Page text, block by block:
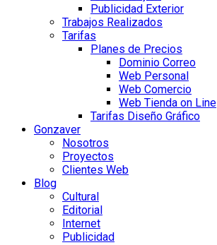
Publicidad Exterior
Trabajos Realizados
Tarifas
Planes de Precios
Dominio Correo
Web Personal
Web Comercio
Web Tienda on Line
Tarifas Diseño Gráfico
Gonzaver
Nosotros
Proyectos
Clientes Web
Blog
Cultural
Editorial
Internet
Publicidad